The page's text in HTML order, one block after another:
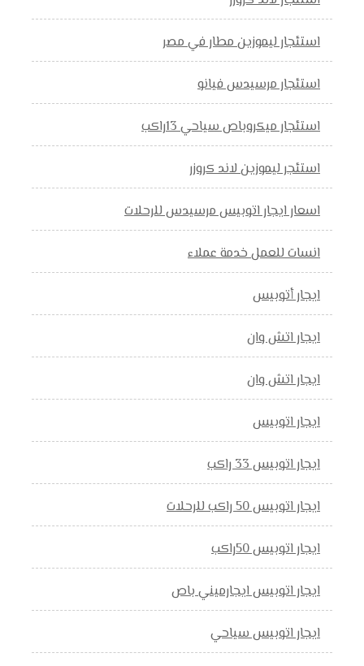
استئجار ليموزين مطار في مصر
استئجار مرسيدس فيانو
استئجار ميكروباص سياحي 13راكب
استئجر ليموزين لاند كروزر
اسعار ايجار اتوبيس مرسيدس للرحلات
انسات للعمل خدمة عملاء
ايجار أتوبيس
ايجار اتش وان
ايجار اتش وان
ايجار اتوبيس
ايجار اتوبيس 33 راكب
ايجار اتوبيس 50 راكب للرحلات
ايجار اتوبيس 50راكب
ايجار اتوبيس ايجارميني باص
ايجار اتوبيس سياحي